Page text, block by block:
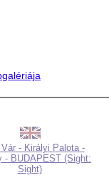
Vár - Királyi Palota -
- BUDAPEST (Sight:
Sight)